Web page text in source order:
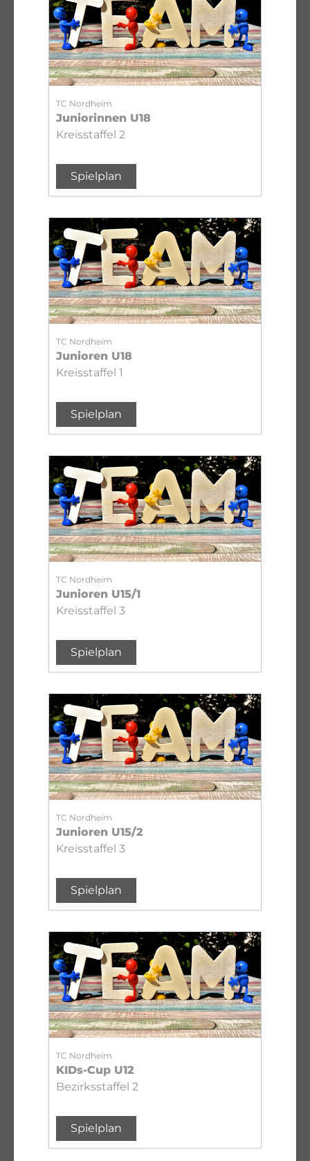
TC Nordheim
Juniorinnen U18
Kreisstaffel 2
Spielplan
TC Nordheim
Junioren U18
Kreisstaffel 1
Spielplan
TC Nordheim
Junioren U15/1
Kreisstaffel 3
Spielplan
TC Nordheim
Junioren U15/2
Kreisstaffel 3
Spielplan
TC Nordheim
KIDs-Cup U12
Bezirksstaffel 2
Spielplan